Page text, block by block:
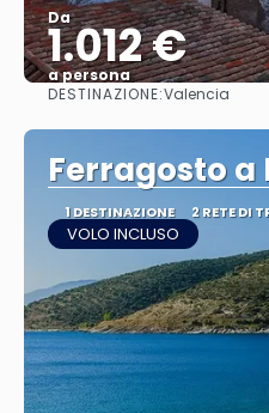
Da
1.012 €
a persona
DESTINAZIONE:Valencia
Ferragosto a
1 DESTINAZIONE 2 RETE DI
VOLO INCLUSO